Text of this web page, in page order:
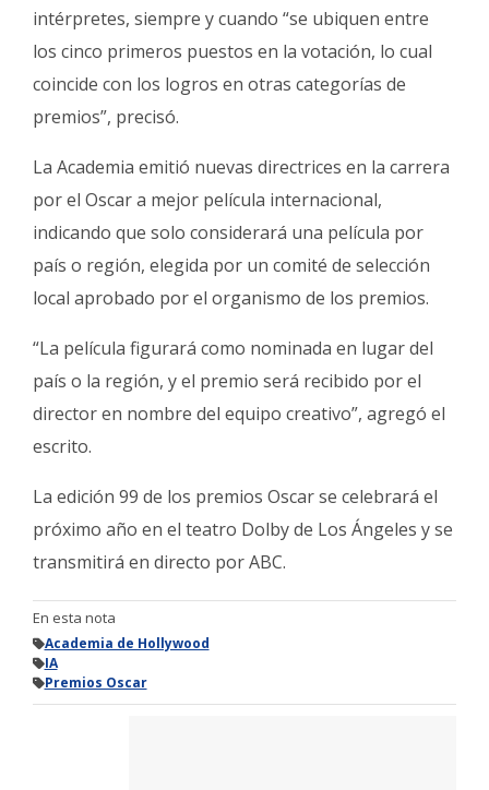
intérpretes, siempre y cuando “se ubiquen entre
los cinco primeros puestos en la votación, lo cual
coincide con los logros en otras categorías de
premios”, precisó.
La Academia emitió nuevas directrices en la carrera
por el Oscar a mejor película internacional,
indicando que solo considerará una película por
país o región, elegida por un comité de selección
local aprobado por el organismo de los premios.
“La película figurará como nominada en lugar del
país o la región, y el premio será recibido por el
director en nombre del equipo creativo”, agregó el
escrito.
La edición 99 de los premios Oscar se celebrará el
próximo año en el teatro Dolby de Los Ángeles y se
transmitirá en directo por ABC.
En esta nota
Academia de Hollywood
IA
Premios Oscar